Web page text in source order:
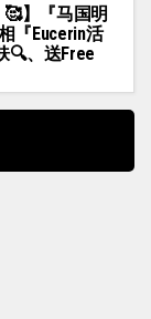
🥰】『马国明
『Eucerin活
🔍、送Free